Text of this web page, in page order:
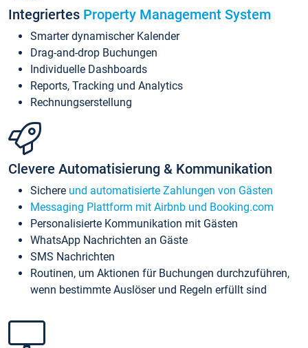
Integriertes Property Management System
Smarter dynamischer Kalender
Drag-and-drop Buchungen
Individuelle Dashboards
Reports, Tracking und Analytics
Rechnungserstellung
Clevere Automatisierung & Kommunikation
Sichere und automatisierte Zahlungen von Gästen
Messaging Plattform mit Airbnb und Booking.com
Personalisierte Kommunikation mit Gästen
WhatsApp Nachrichten an Gäste
SMS Nachrichten
Routinen, um Aktionen für Buchungen durchzuführen,
wenn bestimmte Auslöser und Regeln erfüllt sind